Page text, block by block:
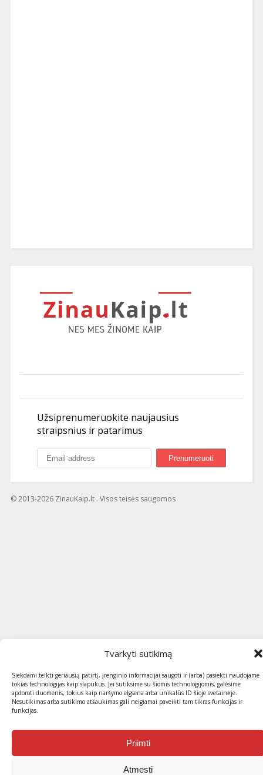
Tvarkyti sutikimą
Siekdami teikti geriausią patirtį, įrenginio informacijai saugoti ir (arba) pasiekti naudojame
tokias technologijas kaip slapukus. Jei sutiksime su šiomis technologijomis, galėsime
apdoroti duomenis, tokius kaip naršymo elgsena arba unikalūs ID šioje svetainėje.
Nesutikimas arba sutikimo atšaukimas gali neigiamai paveikti tam tikras funkcijas ir
funkcijas.
Priimti
Atmesti
Užsiprenumeruokite naujausius
straipsnius ir patarimus
© 2013-2026 ZinauKaip.lt . Visos teisės saugomos